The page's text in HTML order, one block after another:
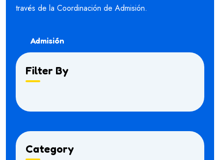
través de la Coordinación de Admisión.
Admisión
Filter By
Category